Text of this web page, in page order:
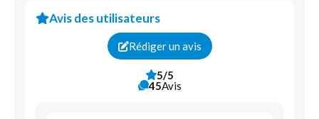
Avis des utilisateurs
Rédiger un avis
5/5
45Avis